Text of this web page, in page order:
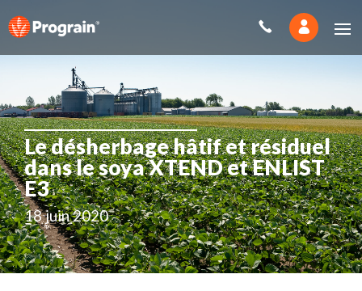
Le désherbage hâtif et résiduel
dans le soya XTEND et ENLIST
E3
18 juin 2020